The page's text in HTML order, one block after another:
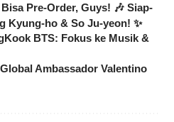
Pre-Order, Guys! 🎶 Siap-
Kyung-ho & So Ju-yeon! ✨
BTS: Fokus ke Musik &
Ambassador Valentino